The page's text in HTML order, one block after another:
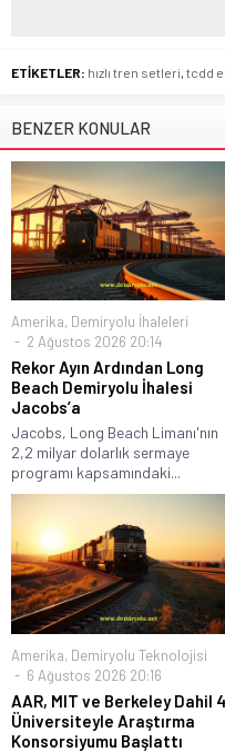
ETİKETLER: hızlı tren setleri tcdd
BENZER KONULAR
Amerika, Demiryolu İhaleleri
2 Ağustos 2026 20:14
Rekor Ayın Ardından Long
Beach Demiryolu İhalesi
Jacobs’a
Jacobs, Long Beach Limanı'nın
2,2 milyar dolarlık sermaye
programı kapsamındaki...
Amerika, Demiryolu Teknolojisi
6 Ağustos 2026 20:16
AAR, MIT ve Berkeley Dahil 4
Üniversiteyle Araştırma
Konsorsiyumu Başlattı